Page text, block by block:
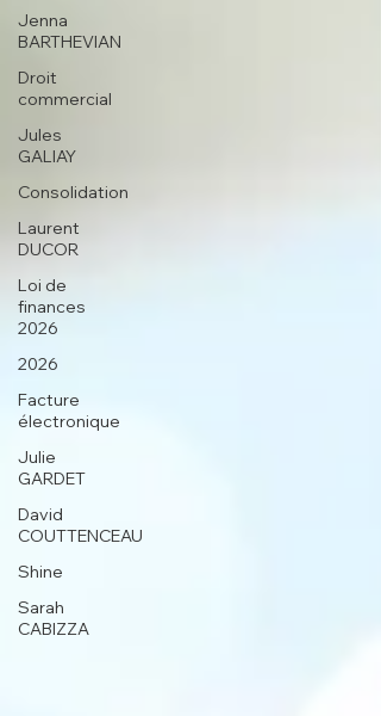
Jenna
BARTHEVIAN
Droit
commercial
Jules
GALIAY
Consolidation
Laurent
DUCOR
Loi de
finances
2026
2026
Facture
électronique
Julie
GARDET
David
COUTTENCEAU
Shine
Sarah
CABIZZA